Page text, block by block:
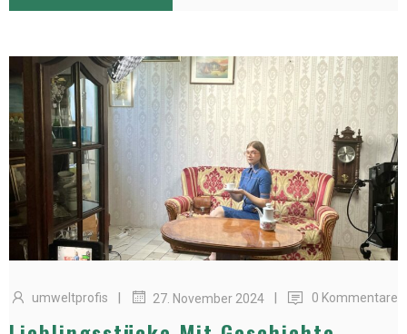
umweltprofis 27. November 2024 0 Kommentare